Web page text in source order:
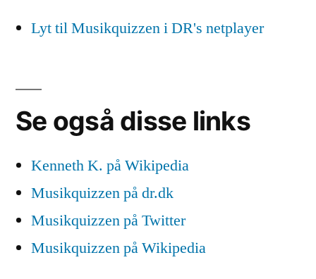
Lyt til Musikquizzen i DR's netplayer
Se også disse links
Kenneth K. på Wikipedia
Musikquizzen på dr.dk
Musikquizzen på Twitter
Musikquizzen på Wikipedia